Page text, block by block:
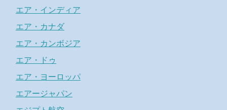
エア・インディア
エア・カナダ
エア・カンボジア
エア・ドゥ
エア・ヨーロッパ
エアージャパン